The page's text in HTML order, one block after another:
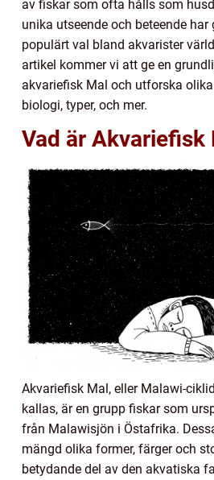
av fiskar som ofta hålls som
unika utseende och beteende
populärt val bland akvarister
artikel kommer vi att ge en
akvariefisk Mal och utforska
biologi, typer, och mer.
Vad är Akvariefisk
Akvariefisk Mal, eller Malawi-
kallas, är en grupp fiskar som
från Malawisjön i Östafrika.
mängd olika former, färger och
betydande del av den akvatiska